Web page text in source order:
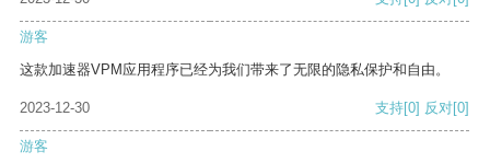
游客
这款加速器VPM应用程序已经为我们带来了无限的隐私保护和自由。
2023-12-30 支持[0] 反对[0]
游客